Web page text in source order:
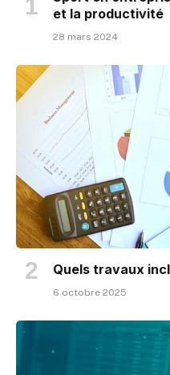
et la productivité
28 mars 2024
Quels travaux
6 octobre 2025